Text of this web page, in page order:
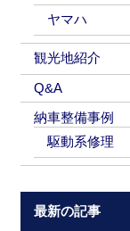
ヤマハ
観光地紹介
Q&A
納車整備事例
駆動系修理
最新の記事